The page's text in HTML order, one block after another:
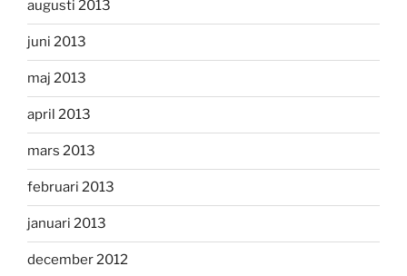
augusti 2013
juni 2013
maj 2013
april 2013
mars 2013
februari 2013
januari 2013
december 2012